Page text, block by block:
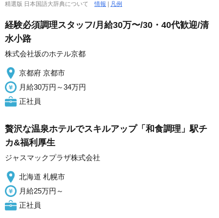
精選版 日本国語大辞典について情報 凡例
経験必須調理スタッフ/月給30万〜/30・40代歓迎/清
水小路
株式会社坂のホテル京都
京都府 京都市
月給30万円～34万円
正社員
贅沢な温泉ホテルでスキルアップ「和食調理」駅チ
カ&福利厚生
ジャスマックプラザ株式会社
北海道 札幌市
月給25万円～
正社員